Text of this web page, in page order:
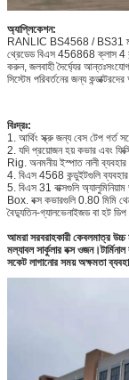
অ্যাপ্লিকেশন:
RANLIC BS4568 / BS31
থ্রেডেড বিএস 456868 ক্লাস 4
করুন, জলবাহী দৈর্ঘ্যের
সিস্টেম পরিবর্তনের জন্য
বিঃদ্রঃ:
1. আর্থিং স্ক্রু জন্য বেস টেপ গর্ত
2. যদি প্রয়োজন হয় কভার এবং
Rig. অনমনীয় ইস্পাত নালী
4. বিএস 4568 কন্ডুইটগুলি
5. বিএস 31 বাক্সগুলি
Box. বক্স কভারগুলি 0.80 মিমি
বৈদ্যুতিন-গ্যালভেনাইজড বা হট
আমরা সরবরাহকারী কেবলমাত্র
মল্যাবল সার্কুলার বক্স
সকেট লাগানোর সময় অক্ষমতা